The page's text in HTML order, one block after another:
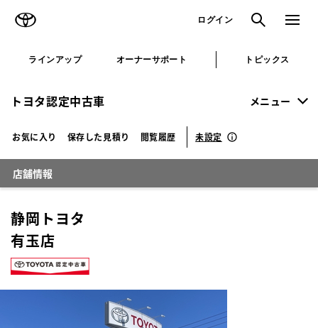
ログイン 検索 メニュ
ラインアップ オーナーサポート トピックス
トヨタ認定中古車 メニュー
お気に入り 保存した見積り 閲覧履歴 未設定
店舗情報
静岡トヨタ
有玉店